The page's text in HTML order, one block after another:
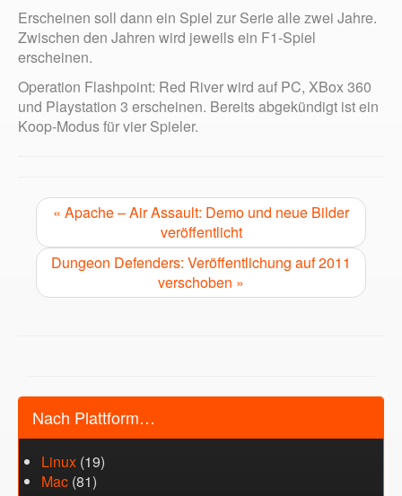
Erscheinen soll dann ein Spiel zur Serie alle zwei Jahre.
Zwischen den Jahren wird jeweils ein F1-Spiel
erscheinen.
Operation Flashpoint: Red River wird auf PC, XBox 360
und Playstation 3 erscheinen. Bereits abgekündigt ist ein
Koop-Modus für vier Spieler.
« Apache – Air Assault: Demo und neue Bilder
veröffentlicht
Dungeon Defenders: Veröffentlichung auf 2011
verschoben »
Nach Plattform…
Linux (19)
Mac (81)